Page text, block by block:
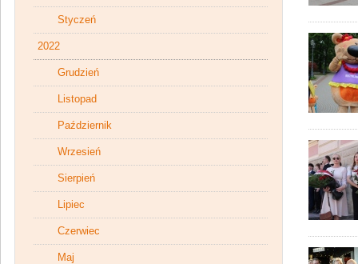
Styczeń
2022
Grudzień
Listopad
Październik
Wrzesień
Sierpień
Lipiec
Czerwiec
Maj